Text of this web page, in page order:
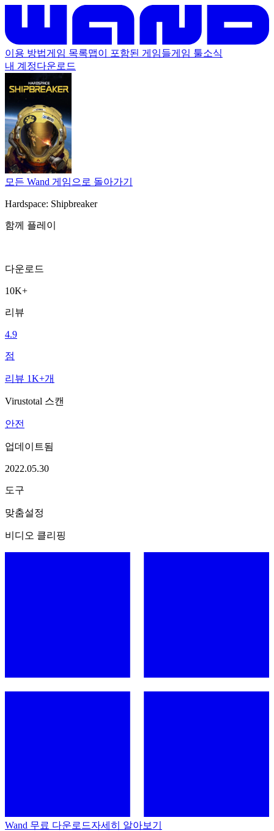
이용 방법게임 목록맵이 포함된 게임들게임 툴소식
내 계정다운로드
모든 Wand 게임으로 돌아가기
Hardspace: Shipbreaker
함께 플레이
다운로드
10K+
리뷰
4.9
점
리뷰 1K+개
Virustotal 스캔
안전
업데이트됨
2022.05.30
도구
맞춤설정
비디오 클리핑
Wand 무료 다운로드자세히 알아보기